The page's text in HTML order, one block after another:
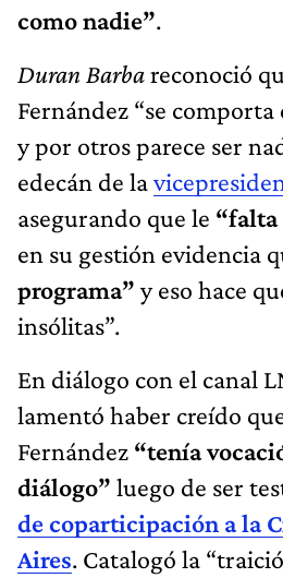
como nadie”.
Duran Barbareconoció
Fernández “se
y por otros parece ser
edecán de la
asegurando que le “falta
en su gestión evidencia
programa” y eso hace
insólitas”.
En diálogo con el canal
lamentó haber creído
Fernández “tenía
diálogo” luego de ser
de coparticipación a la
Aires. Catalogó la